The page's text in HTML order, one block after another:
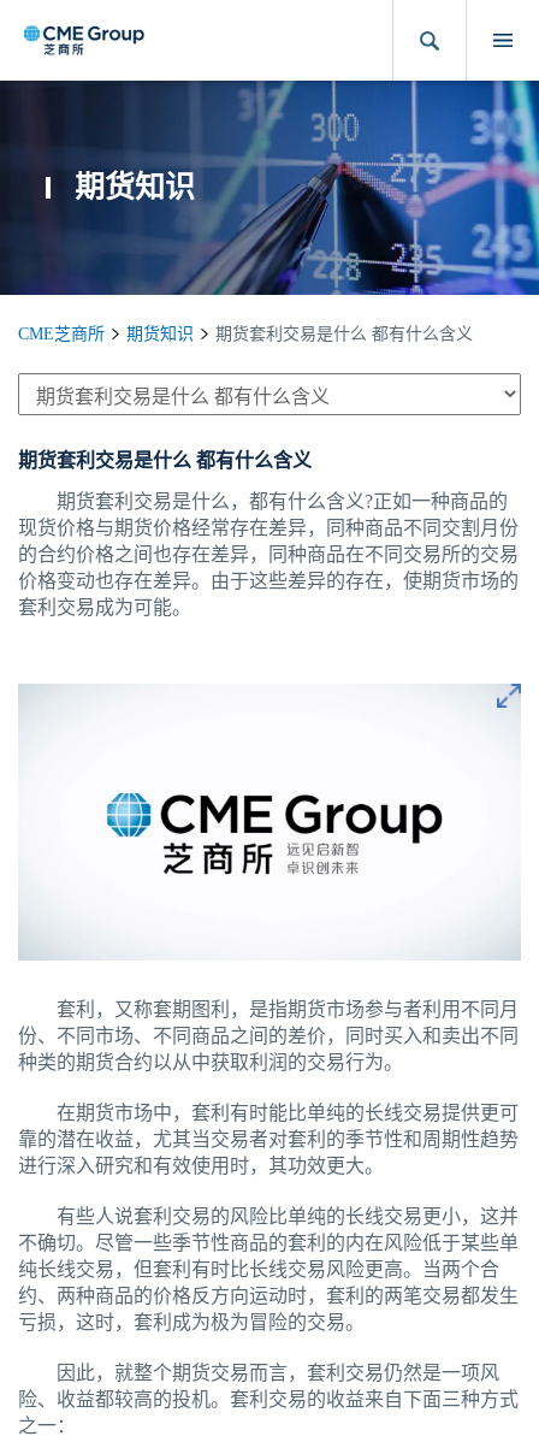
期货知识
CME芝商所 期货知识 期货套利交易是什么 都有什么含义
期货套利交易是什么 都有什么含义
期货套利交易是什么，都有什么含义?正如一种商品的
现货价格与期货价格经常存在差异，同种商品不同交割月份
的合约价格之间也存在差异，同种商品在不同交易所的交易
价格变动也存在差异。由于这些差异的存在，使期货市场的
套利交易成为可能。
套利，又称套期图利，是指期货市场参与者利用不同月
份、不同市场、不同商品之间的差价，同时买入和卖出不同
种类的期货合约以从中获取利润的交易行为。
在期货市场中，套利有时能比单纯的长线交易提供更可
靠的潜在收益，尤其当交易者对套利的季节性和周期性趋势
进行深入研究和有效使用时，其功效更大。
有些人说套利交易的风险比单纯的长线交易更小，这并
不确切。尽管一些季节性商品的套利的内在风险低于某些单
纯长线交易，但套利有时比长线交易风险更高。当两个合
约、两种商品的价格反方向运动时，套利的两笔交易都发生
亏损，这时，套利成为极为冒险的交易。
因此，就整个期货交易而言，套利交易仍然是一项风
险、收益都较高的投机。套利交易的收益来自下面三种方式
之一：